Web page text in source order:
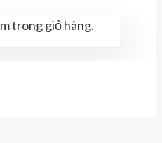
trong giỏ hàng.